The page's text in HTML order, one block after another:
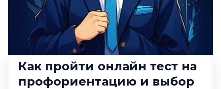
Как пройти онлайн тест на
профориентацию и выбор